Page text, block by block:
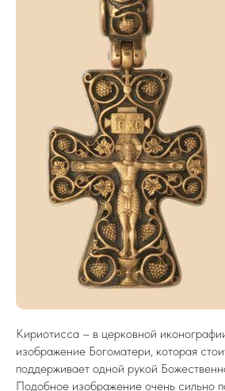
Кириотисса – в церковной
изображение Богоматери, которая
поддерживает одной рукой
Подобное изображение очень сильно